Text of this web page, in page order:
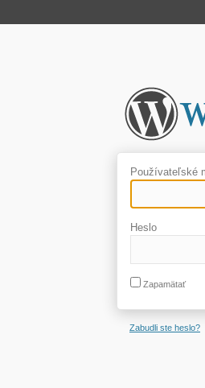
Používateľské
Heslo
Zapamätať
Zabudli ste heslo?